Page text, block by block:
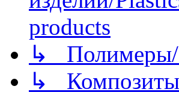
products
↳ Полимеры/
↳